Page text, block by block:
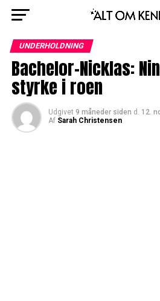
UNDERHOLDNING
Bachelor-Nicklas:
styrke i roen
Udgivet 9 måneder siden d. 12.
Af Sarah Christensen